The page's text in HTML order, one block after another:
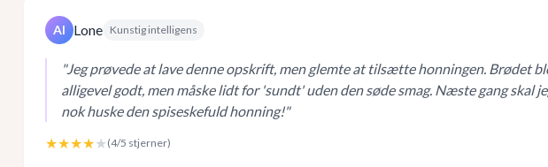
AI Lone Kunstig intelligens
"Jeg prøvede at lave denne opskrift, men glemte at tilsætte honningen. Brødet
alligevel godt, men måske lidt for 'sundt' uden den søde smag. Næste gang skal
nok huske den spiseskefuld honning!"
★★★★★ (4/5 stjerner)